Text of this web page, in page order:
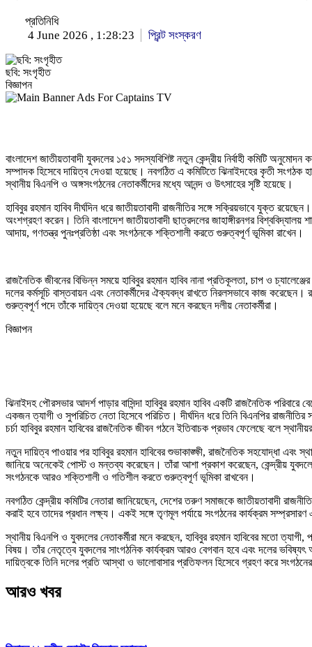
প্রতিনিধি
4 June 2026 , 1:28:23
প্রিন্ট সংস্করণ
ছবি: সংগৃহীত
বিজ্ঞাপন
বাংলাদেশ জাতীয়তাবাদী যুবদলের ১৫১ সদস্যবিশিষ্ট নতুন কেন্দ্রীয় নির্বাহী কমিটি
সম্পাদক হিসেবে দায়িত্ব দেওয়া হয়েছে। নবগঠিত এ কমিটিতে ঝিনাইদহের কৃতী সংগঠক
স্থানীয় বিএনপি ও অঙ্গসংগঠনের নেতাকর্মীদের মধ্যে আনন্দ ও উৎসাহের সৃষ্টি হয়েছে।
হাবিবুর রহমান হাবিব দীর্ঘদিন ধরে জাতীয়তাবাদী রাজনীতির সঙ্গে সক্রিয়ভাবে যুক্ত
অংশগ্রহণ করেন। তিনি বাংলাদেশ জাতীয়তাবাদী ছাত্রদলের জাহাঙ্গীরনগর বিশ্ববিদ্যালয়
আদায়, গণতন্ত্র পুনঃপ্রতিষ্ঠা এবং সংগঠনকে শক্তিশালী করতে গুরুত্বপূর্ণ ভূমিকা রাখেন।
রাজনৈতিক জীবনের বিভিন্ন সময়ে হাবিবুর রহমান হাবিব নানা প্রতিকূলতা, চাপ ও
দলের কর্মসূচি বাস্তবায়ন এবং নেতাকর্মীদের ঐক্যবদ্ধ রাখতে নিরলসভাবে কাজ করেছেন।
গুরুত্বপূর্ণ পদে তাঁকে দায়িত্ব দেওয়া হয়েছে বলে মনে করছেন দলীয় নেতাকর্মীরা।
বিজ্ঞাপন
ঝিনাইদহ পৌরসভার আদর্শ পাড়ার বাসিন্দা হাবিবুর রহমান হাবিব একটি রাজনৈতিক
একজন ত্যাগী ও সুপরিচিত নেতা হিসেবে পরিচিত। দীর্ঘদিন ধরে তিনি বিএনপির
চর্চা হাবিবুর রহমান হাবিবের রাজনৈতিক জীবন গঠনে ইতিবাচক প্রভাব ফেলেছে বলে
নতুন দায়িত্ব পাওয়ার পর হাবিবুর রহমান হাবিবের শুভাকাঙ্ক্ষী, রাজনৈতিক সহযোদ্ধা এবং
জানিয়ে অনেকেই পোস্ট ও মন্তব্য করেছেন। তাঁরা আশা প্রকাশ করেছেন, কেন্দ্রীয়
সংগঠনকে আরও শক্তিশালী ও গতিশীল করতে গুরুত্বপূর্ণ ভূমিকা রাখবেন।
নবগঠিত কেন্দ্রীয় কমিটির নেতারা জানিয়েছেন, দেশের তরুণ সমাজকে জাতীয়তাবাদী
করাই হবে তাদের প্রধান লক্ষ্য। একই সঙ্গে তৃণমূল পর্যায়ে সংগঠনের কার্যক্রম
স্থানীয় বিএনপি ও যুবদলের নেতাকর্মীরা মনে করছেন, হাবিবুর রহমান হাবিবের মতো
বিষয়। তাঁর নেতৃত্বে যুবদলের সাংগঠনিক কার্যক্রম আরও বেগবান হবে এবং দলের
দায়িত্বকে তিনি দলের প্রতি আস্থা ও ভালোবাসার প্রতিফলন হিসেবে গ্রহণ করে
আরও খবর